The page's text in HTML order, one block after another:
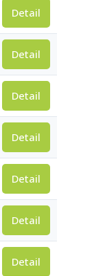
Detail
Detail
Detail
Detail
Detail
Detail
Detail